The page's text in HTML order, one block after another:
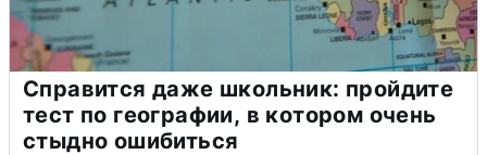
Справится даже школьник: пройдите
тест по географии, в котором очень
стыдно ошибиться